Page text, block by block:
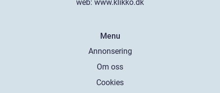
web: www.klikko.dk
Menu
Annonsering
Om oss
Cookies